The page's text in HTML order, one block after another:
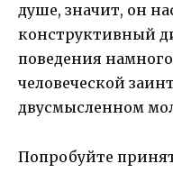
душе, значит, он
конструктивный
поведения
человеческой
двусмысленном
Попробуйте